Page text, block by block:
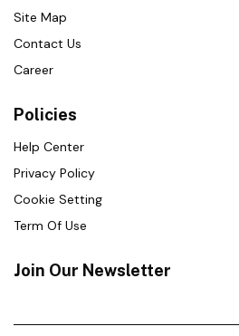
Site Map
Contact Us
Career
Policies
Help Center
Privacy Policy
Cookie Setting
Term Of Use
Join Our Newsletter